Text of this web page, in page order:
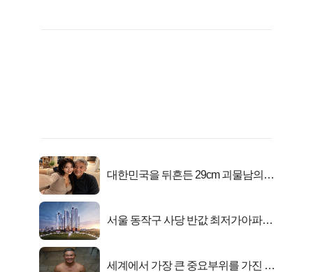
대한민국을 뒤흔든 29cm 괴물남의
서울 동작구 사당 반값 최저가아파트
세계에서 가장 큰 중요부위를 가진 남